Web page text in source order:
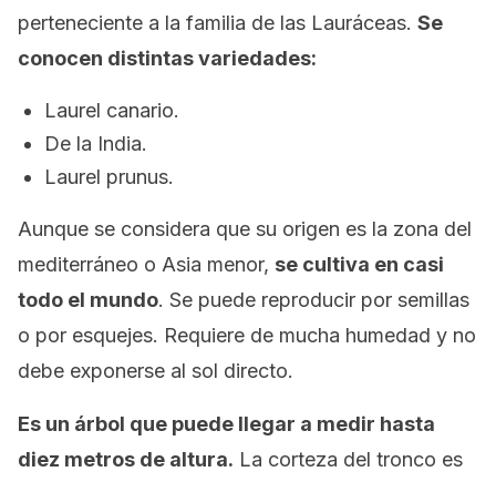
perteneciente a la familia de las Lauráceas. Se
conocen distintas variedades:
Laurel canario.
De la India.
Laurel prunus.
Aunque se considera que su origen es la zona del
mediterráneo o Asia menor, se cultiva en casi
todo el mundo. Se puede reproducir por semillas
o por esquejes. Requiere de mucha humedad y no
debe exponerse al sol directo.
Es un árbol que puede llegar a medir hasta
diez metros de altura. La corteza del tronco es